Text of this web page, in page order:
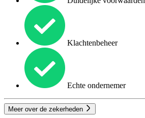
Klachtenbeheer
Echte ondernemer
Meer over de zekerheden